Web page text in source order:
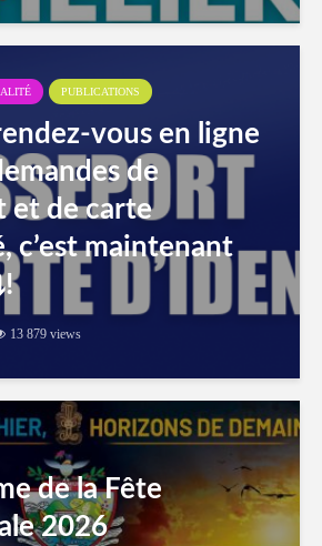
PUBLICATIONS
vous en ligne
de
et de carte
c’est maintenant
13 879 views
de la Fête
2026